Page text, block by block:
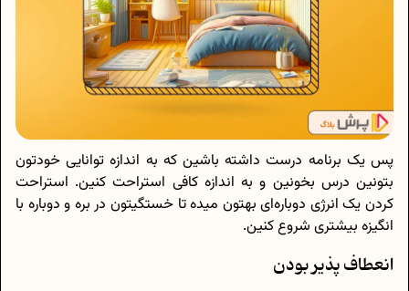
پس یک برنامه درست داشته باشین که به اندازه توانایی خودتون
بتونین درس بخونین و به اندازه کافی استراحت کنین. استراحت
کردن یک انرژی دوباره‌ای بهتون میده تا خستگیتون در بره و دوباره با
انگیزه بیشتری شروع کنین.
انعطاف پذیر بودن